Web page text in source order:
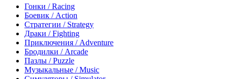
Гонки / Racing
Боевик / Action
Стратегии / Strategy
Драки / Fighting
Приключения / Adventure
Бродилки / Arcade
Пазлы / Puzzle
Музыкальные / Music